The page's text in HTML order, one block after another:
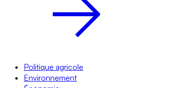
Politique agricole
Environnement